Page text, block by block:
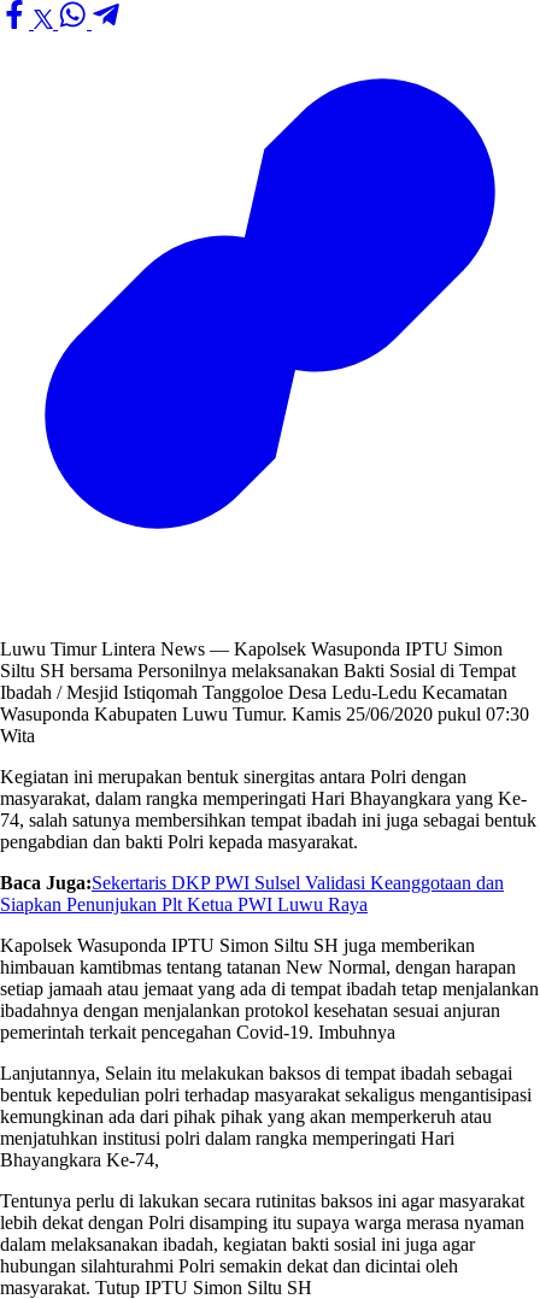
Luwu Timur Lintera News — Kapolsek Wasuponda IPTU Simon
Siltu SH bersama Personilnya melaksanakan Bakti Sosial di Tempat
Ibadah / Mesjid Istiqomah Tanggoloe Desa Ledu-Ledu Kecamatan
Wasuponda Kabupaten Luwu Tumur. Kamis 25/06/2020 pukul 07:30
Wita
Kegiatan ini merupakan bentuk sinergitas antara Polri dengan
masyarakat, dalam rangka memperingati Hari Bhayangkara yang Ke-
74, salah satunya membersihkan tempat ibadah ini juga sebagai bentuk
pengabdian dan bakti Polri kepada masyarakat.
Baca Juga:Sekertaris DKP PWI Sulsel Validasi Keanggotaan dan
Siapkan Penunjukan Plt Ketua PWI Luwu Raya
Kapolsek Wasuponda IPTU Simon Siltu SH juga memberikan
himbauan kamtibmas tentang tatanan New Normal, dengan harapan
setiap jamaah atau jemaat yang ada di tempat ibadah tetap menjalankan
ibadahnya dengan menjalankan protokol kesehatan sesuai anjuran
pemerintah terkait pencegahan Covid-19. Imbuhnya
Lanjutannya, Selain itu melakukan baksos di tempat ibadah sebagai
bentuk kepedulian polri terhadap masyarakat sekaligus mengantisipasi
kemungkinan ada dari pihak pihak yang akan memperkeruh atau
menjatuhkan institusi polri dalam rangka memperingati Hari
Bhayangkara Ke-74,
Tentunya perlu di lakukan secara rutinitas baksos ini agar masyarakat
lebih dekat dengan Polri disamping itu supaya warga merasa nyaman
dalam melaksanakan ibadah, kegiatan bakti sosial ini juga agar
hubungan silahturahmi Polri semakin dekat dan dicintai oleh
masyarakat. Tutup IPTU Simon Siltu SH